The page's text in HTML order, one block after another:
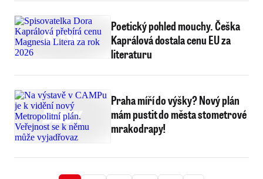
Poetický pohled mouchy. Češka
Kaprálová dostala cenu EU za
literaturu
Praha míří do výšky? Nový plán
mám pustit do města stometrové
mrakodrapy!